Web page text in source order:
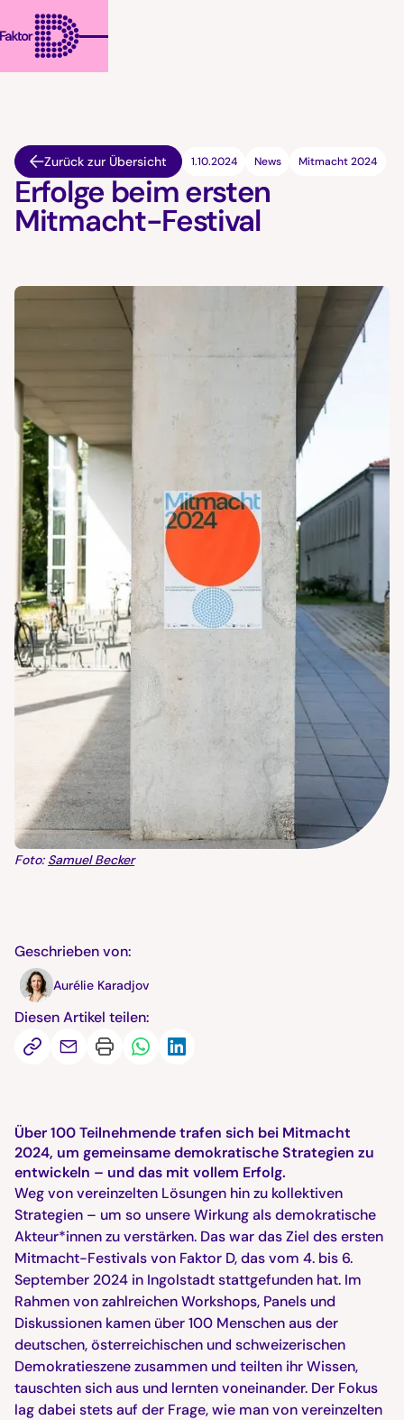
Zurück zur Übersicht 1.10.2024 News Mitmacht 2024
Erfolge beim ersten
Mitmacht-Festival
Foto: Samuel Becker
Geschrieben von:
Aurélie Karadjov
Diesen Artikel teilen:
Über 100 Teilnehmende trafen sich bei Mitmacht
2024, um gemeinsame demokratische Strategien zu
entwickeln – und das mit vollem Erfolg.
Weg von vereinzelten Lösungen hin zu kollektiven
Strategien – um so unsere Wirkung als demokratische
Akteur*innen zu verstärken. Das war das Ziel des ersten
Mitmacht-Festivals von Faktor D, das vom 4. bis 6.
September 2024 in Ingolstadt stattgefunden hat. Im
Rahmen von zahlreichen Workshops, Panels und
Diskussionen kamen über 100 Menschen aus der
deutschen, österreichischen und schweizerischen
Demokratieszene zusammen und teilten ihr Wissen,
tauschten sich aus und lernten voneinander. Der Fokus
lag dabei stets auf der Frage, wie man von vereinzelten